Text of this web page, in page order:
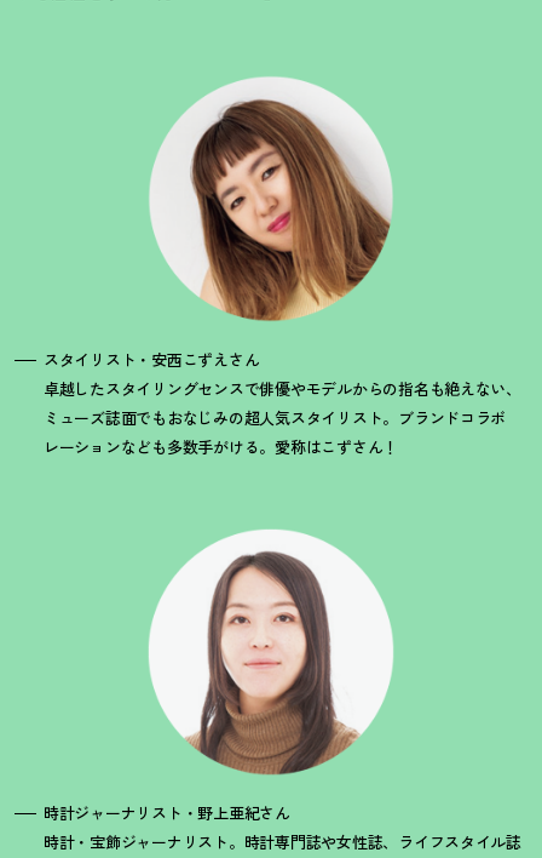
スタイリスト・安西こずえさん
卓越したスタイリングセンスで俳優やモデルからの指名も絶えない、
ミューズ誌面でもおなじみの超人気スタイリスト。ブランドコラボ
レーションなども多数手がける。愛称はこずさん ！
時計ジャーナリスト・野上亜紀さん
時計・宝飾ジャーナリスト。時計専門誌や女性誌、ライフスタイル誌